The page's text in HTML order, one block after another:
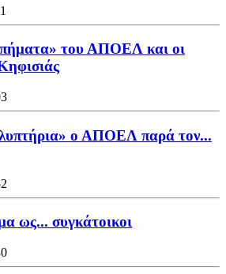
του ΑΠΟΕΛ και οι
ο ΑΠΟΕΛ παρά τον...
ως... συγκάτοικοι